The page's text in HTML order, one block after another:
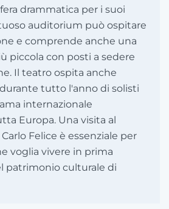
drammatica per i suoi
auditorium può ospitare
e comprende anche una
piccola con posti a sedere
Il teatro ospita anche
tutto l'anno di solisti
internazionale
Europa. Una visita al
Felice è essenziale per
voglia vivere in prima
patrimonio culturale di